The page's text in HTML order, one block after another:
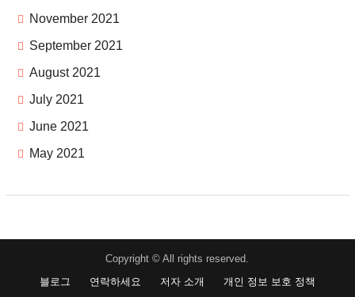
November 2021
September 2021
August 2021
July 2021
June 2021
May 2021
Copyright © All rights reserved.
블로그
연락하세요 저자 소개 개인 정보 보호 정책